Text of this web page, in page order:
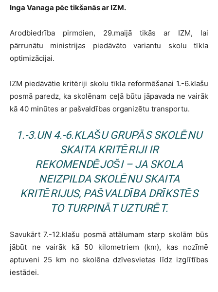
Inga Vanaga pēc tikšanās ar IZM.
Arodbiedrība pirmdien, 29.maijā tikās ar IZM, lai
pārrunātu ministrijas piedāvāto variantu skolu tīkla
optimizācijai.
IZM piedāvātie kritēriji skolu tīkla reformēšanai 1.-6.klašu
posmā paredz, ka skolēnam ceļā būtu jāpavada ne vairāk
kā 40 minūtes ar pašvaldības organizētu transportu.
1.-3.UN 4.-6.KLAŠU GRUPĀS SKOLĒNU
SKAITA KRITĒRIJI IR
REKOMENDĒJOŠI – JA SKOLA
NEIZPILDA SKOLĒNU SKAITA
KRITĒRIJUS, PAŠVALDĪBA DRĪKSTĒS
TO TURPINĀT UZTURĒT.
Savukārt 7.-12.klašu posmā attālumam starp skolām būs
jābūt ne vairāk kā 50 kilometriem (km), kas nozīmē
aptuveni 25 km no skolēna dzīvesvietas līdz izglītības
iestādei.